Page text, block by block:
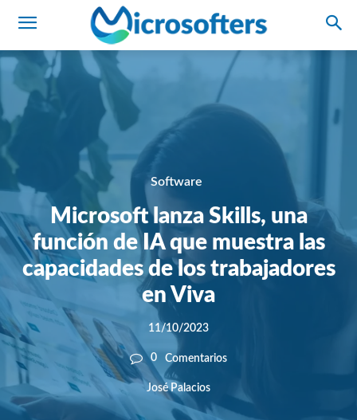
Software
Microsoft lanza Skills, una
función de IA que muestra las
capacidades de los trabajadores
en Viva
11/10/2023
0 Comentarios
José Palacios